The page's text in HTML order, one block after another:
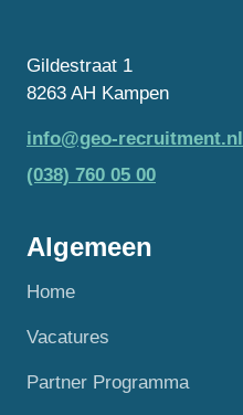
Gildestraat 1
8263 AH Kampen
info@geo-recruitment.nl
(038) 760 05 00
Algemeen
Home
Vacatures
Partner Programma